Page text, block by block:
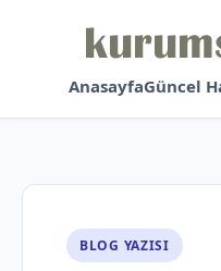
AnasayfaGüncel
BLOG YAZISI